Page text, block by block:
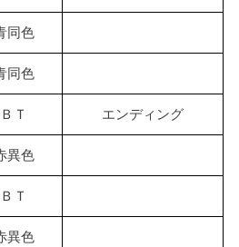
同色
同色
ＢＴ エンディング
異色
ＢＴ
異色